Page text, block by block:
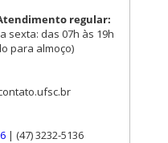
regular:
sexta: das 07h às 19h
para almoço)
| (47) 3232-5136